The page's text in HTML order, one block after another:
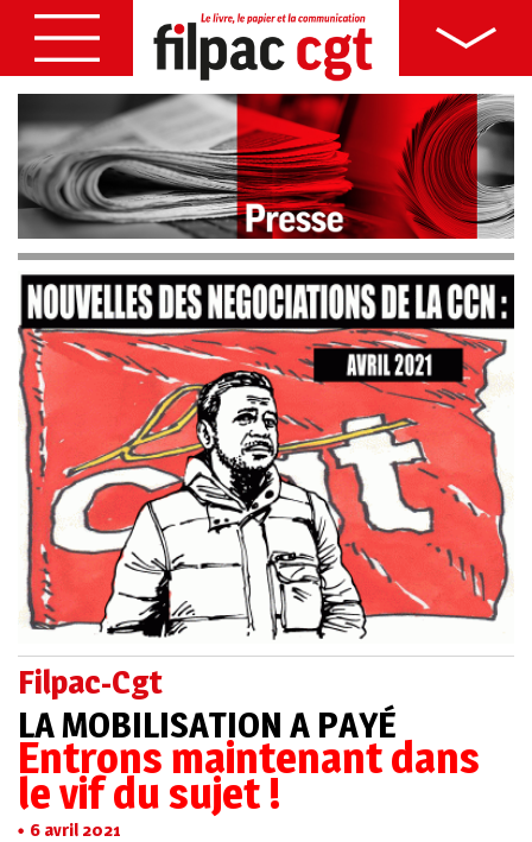
Filpac-Cgt
LA MOBILISATION A PAYÉ
Entrons maintenant dans
le vif du sujet !
6 avril 2021